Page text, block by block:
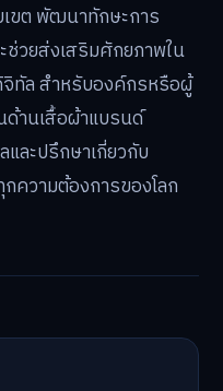
เขต พัฒนาทักษะการ
วยส่งเสริมศักยภาพใน
ทัล สำหรับองค์กรหรือผู้
านเสื้อผ้าแบรนด์
และปรึกษาเกี่ยวกับ
วามต้องการของโลก